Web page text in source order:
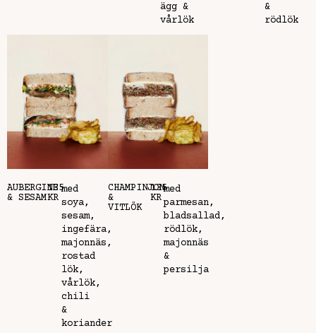
ägg &
vårlök
&
rödlök
AUBERGINE
& SESAM
135
KR
med
soya,
sesam,
ingefära,
majonnäs,
rostad
lök,
vårlök,
chili
&
koriander
CHAMPINJON
&
VITLÖK
135
KR
med
parmesan,
bladsallad,
rödlök,
majonnäs
&
persilja